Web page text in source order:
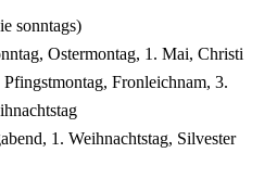
sonntags)
Ostermontag, 1. Mai, Christi
Fronleichnam, 3.
1. Weihnachtstag, Silvester